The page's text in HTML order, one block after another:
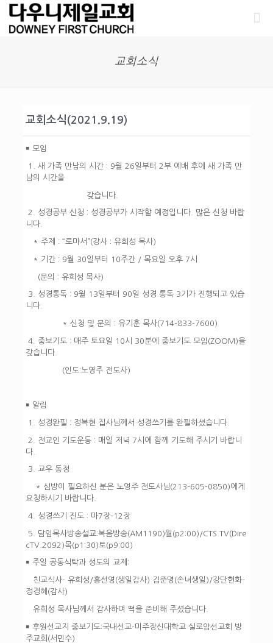
교회소식
교회소식(2021.9.19)
￭ 모임
1. 새 가족 만남의 시간 : 9월 26일부터 2부 예배 후에 새 가족 만
남의 시간을
갖습니다.
2. 성경공부 신청 : 성경공부가 시작할 예정입니다. 많은 신청 바랍
니다.
* 주제 : “로마서”(강사 : 유희성 목사)
* 기간 : 9월 30일부터 10주간 / 목요일 오후 7시
(문의 : 유희성 목사)
3. 성경통독 : 9월 13일부터 90일 성경 통독 3기가 진행되고 있습
니다.
* 신청 및 문의 : 유기훈 목사(714-833-7600)
4. 중보기도 : 매주 토요일 10시 30분에 중보기도 모임(ZOOM)을
갖습니다.
(인도:노영주 전도사)
￭ 알림
1. 성경완필 : 정복현 집사님께서 성경쓰기를 완필하셨습니다.
2. 전교인 기도운동 : 매일 저녁 7시에 함께 기도해 주시기 바랍니
다.
3. 교우 동정
* 심방이 필요하신 분은 노영주 전도사님(213-605-0850)에게
요청하시기 바랍니다.
4. 성경쓰기 진도 : 마7장-12장
5. 담임목사방송설교:복음방송(AM1190)월(p2:00)/CTS.TV(Dire
cTV.2092)목(p1:30)토(p9:00)
￭ 주일 공동식탁과 성도의 교제:
친교식사- 유희성/홍선영(생일감사) 김준명(손녀생일)/강단헌화-
정경혜(감사)
유희성 목사님께서 감사하며 떡을 준비해 주셨습니다.
￭ 후원선교지 중보기도 :국내선교-미주장신대학교 실로암선교회 방
주교회(서민수)